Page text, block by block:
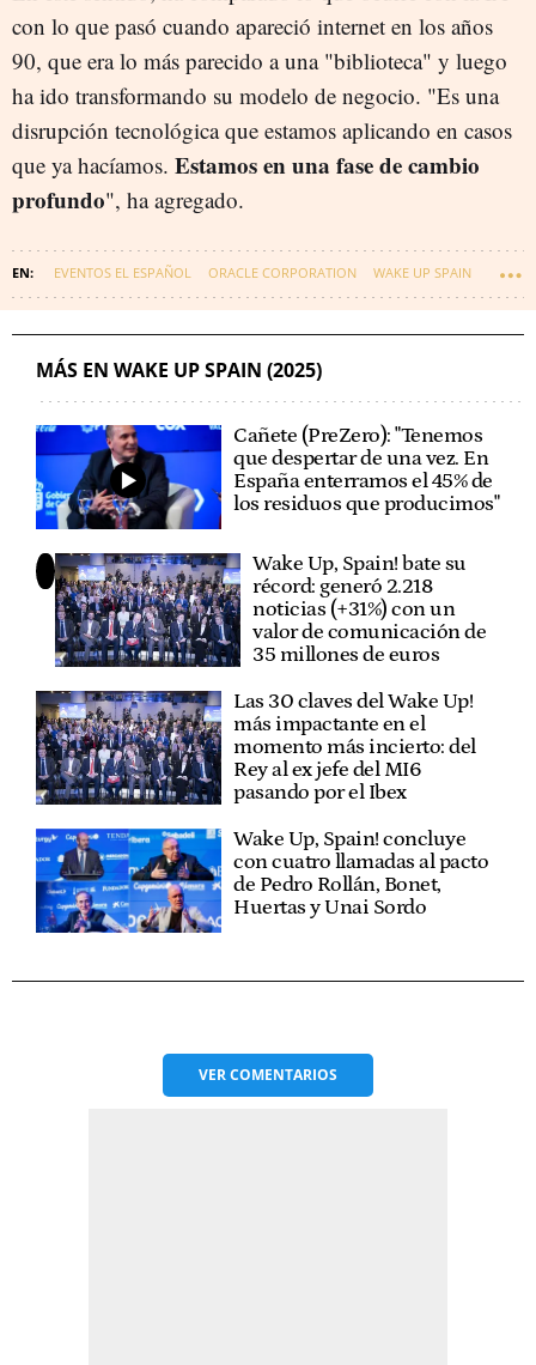
con lo que pasó cuando apareció internet en los años
90, que era lo más parecido a una "biblioteca" y luego
ha ido transformando su modelo de negocio. "Es una
disrupción tecnológica que estamos aplicando en casos
que ya hacíamos. Estamos en una fase de cambio
profundo", ha agregado.
EVENTOS EL ESPAÑOL ORACLE CORPORATION WAKE UP SPAIN
MÁS EN WAKE UP SPAIN (2025)
Cañete (PreZero): "Tenemos
que despertar de una vez. En
España enterramos el 45% de
los residuos que producimos"
Wake Up, Spain! bate su
récord: generó 2.218
noticias (+31%) con un
valor de comunicación de
35 millones de euros
Las 30 claves del Wake Up!
más impactante en el
momento más incierto: del
Rey al ex jefe del MI6
pasando por el Ibex
Wake Up, Spain! concluye
con cuatro llamadas al pacto
de Pedro Rollán, Bonet,
Huertas y Unai Sordo
VERCOMENTARIOS